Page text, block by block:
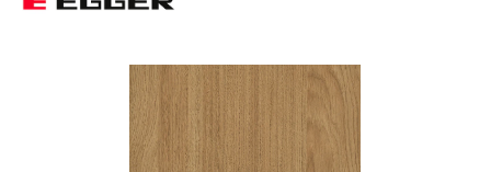
Bildergalerie überspringen